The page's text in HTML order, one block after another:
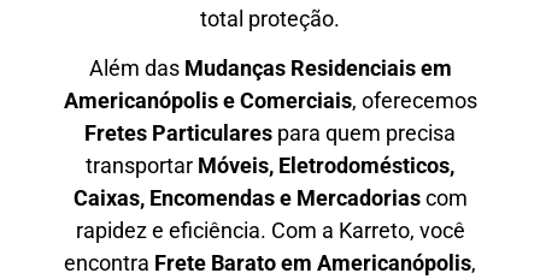
total proteção.
Além das Mudanças Residenciais em
Americanópolis e Comerciais, oferecemos
Fretes Particulares para quem precisa
transportar Móveis, Eletrodomésticos,
Caixas, Encomendas e Mercadoriascom
rapidez e eficiência. Com a Karreto, você
encontra Frete Barato em Americanópolis,